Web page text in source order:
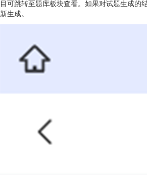
目可跳转至题库板块查看。如果对试题生成的
新生成。